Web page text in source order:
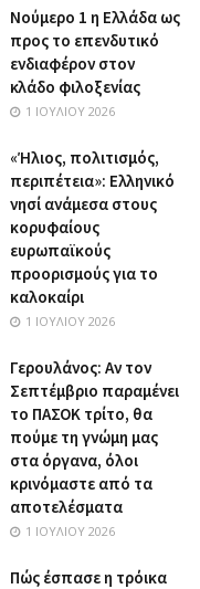
Nούμερο 1 η Ελλάδα ως
προς το επενδυτικό
ενδιαφέρον στον
κλάδο φιλοξενίας
1 ΙΟΥΛΊΟΥ 2026
«Ήλιος, πολιτισμός,
περιπέτεια»: Ελληνικό
νησί ανάμεσα στους
κορυφαίους
ευρωπαϊκούς
προορισμούς για το
καλοκαίρι
1 ΙΟΥΛΊΟΥ 2026
Γερουλάνος: Αν τον
Σεπτέμβριο παραμένει
το ΠΑΣΟΚ τρίτο, θα
πούμε τη γνώμη μας
στα όργανα, όλοι
κρινόμαστε από τα
αποτελέσματα
1 ΙΟΥΛΊΟΥ 2026
Πώς έσπασε η τρόικα